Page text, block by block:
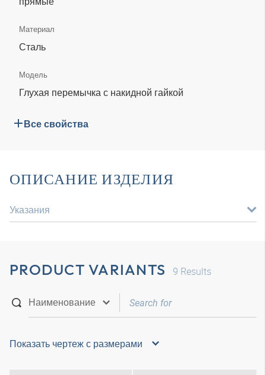
Материал
Сталь
Модель
Глухая перемычка с накидной гайкой
Все свойства
ОПИСАНИЕ ИЗДЕЛИЯ
Указания
PRODUCT VARIANTS 9 Results
Показать чертеж с размерами